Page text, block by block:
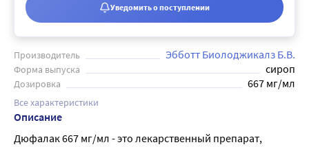
Производитель Эбботт Биолоджикалз Б.В.
Форма выпуска сироп
Дозировка 667 мг/мл
Все характеристики
Описание
Дюфалак 667 мг/мл - это лекарственный препарат,
Уведомить о поступлении